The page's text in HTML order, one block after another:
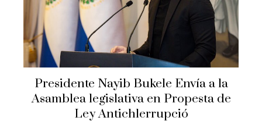
Presidente Nayib Bukele Envía a la
Asamblea legislativa en Propesta de
Ley Antichlerrupció